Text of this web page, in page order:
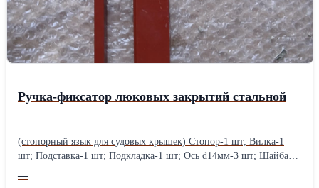
Ручка-фиксатор люковых закрытий стальной
(стопорный язык для судовых крышек) Стопор-1 шт; Вилка-1
шт; Подставка-1 шт; Подкладка-1 шт; Ось d14мм-3 шт; Шайба
—